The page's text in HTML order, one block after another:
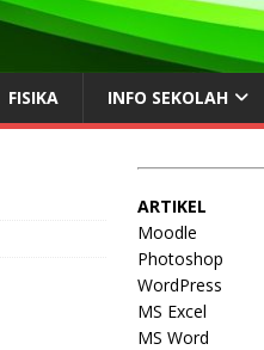
FISIKA INFO SEKOLAH
ARTIKEL
Moodle
Photoshop
WordPress
MS Excel
MS Word